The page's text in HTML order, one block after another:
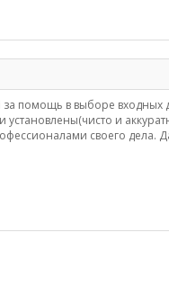
помощь в выборе входных
и
своего дела.